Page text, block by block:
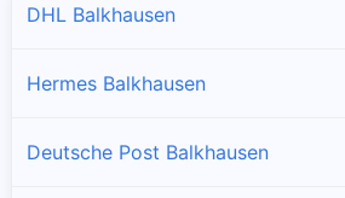
DHL Balkhausen
Hermes Balkhausen
Deutsche Post Balkhausen